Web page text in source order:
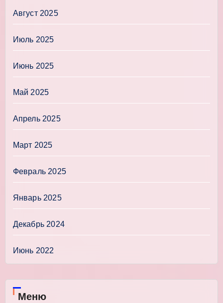
Август 2025
Июль 2025
Июнь 2025
Май 2025
Апрель 2025
Март 2025
Февраль 2025
Январь 2025
Декабрь 2024
Июнь 2022
Меню